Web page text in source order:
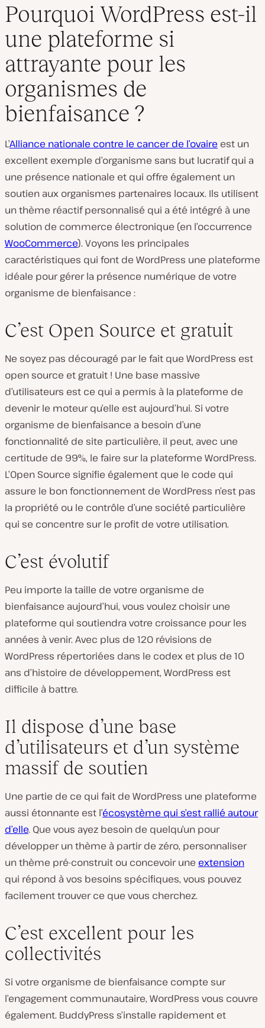
Pourquoi WordPress est-il
une plateforme si
attrayante pour les
organismes de
bienfaisance ?
L’Alliance nationale contre le cancer de l’ovaire est un
excellent exemple d’organisme sans but lucratif qui a
une présence nationale et qui offre également un
soutien aux organismes partenaires locaux. Ils utilisent
un thème réactif personnalisé qui a été intégré à une
solution de commerce électronique (en l’occurrence
WooCommerce). Voyons les principales
caractéristiques qui font de WordPress une plateforme
idéale pour gérer la présence numérique de votre
organisme de bienfaisance :
C’est Open Source et gratuit
Ne soyez pas découragé par le fait que WordPress est
open source et gratuit ! Une base massive
d’utilisateurs est ce qui a permis à la plateforme de
devenir le moteur qu’elle est aujourd’hui. Si votre
organisme de bienfaisance a besoin d’une
fonctionnalité de site particulière, il peut, avec une
certitude de 99%, le faire sur la plateforme WordPress.
L’Open Source signifie également que le code qui
assure le bon fonctionnement de WordPress n’est pas
la propriété ou le contrôle d’une société particulière
qui se concentre sur le profit de votre utilisation.
C’est évolutif
Peu importe la taille de votre organisme de
bienfaisance aujourd’hui, vous voulez choisir une
plateforme qui soutiendra votre croissance pour les
années à venir. Avec plus de 120 révisions de
WordPress répertoriées dans le codex et plus de 10
ans d’histoire de développement, WordPress est
difficile à battre.
Il dispose d’une base
d’utilisateurs et d’un système
massif de soutien
Une partie de ce qui fait de WordPress une plateforme
aussi étonnante est l’écosystème qui s’est rallié autour
d’elle. Que vous ayez besoin de quelqu’un pour
développer un thème à partir de zéro, personnaliser
un thème pré-construit ou concevoir une extension
qui répond à vos besoins spécifiques, vous pouvez
facilement trouver ce que vous cherchez.
C’est excellent pour les
collectivités
Si votre organisme de bienfaisance compte sur
l’engagement communautaire, WordPress vous couvre
également. BuddyPress s’installe rapidement et